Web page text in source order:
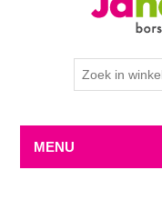
MENU